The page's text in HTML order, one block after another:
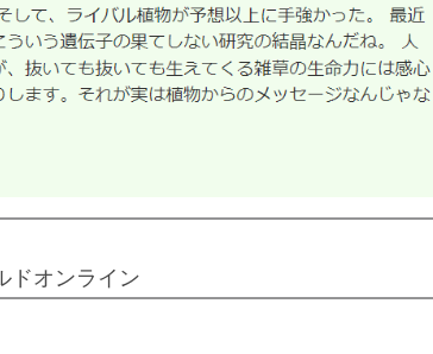
ドオンライン